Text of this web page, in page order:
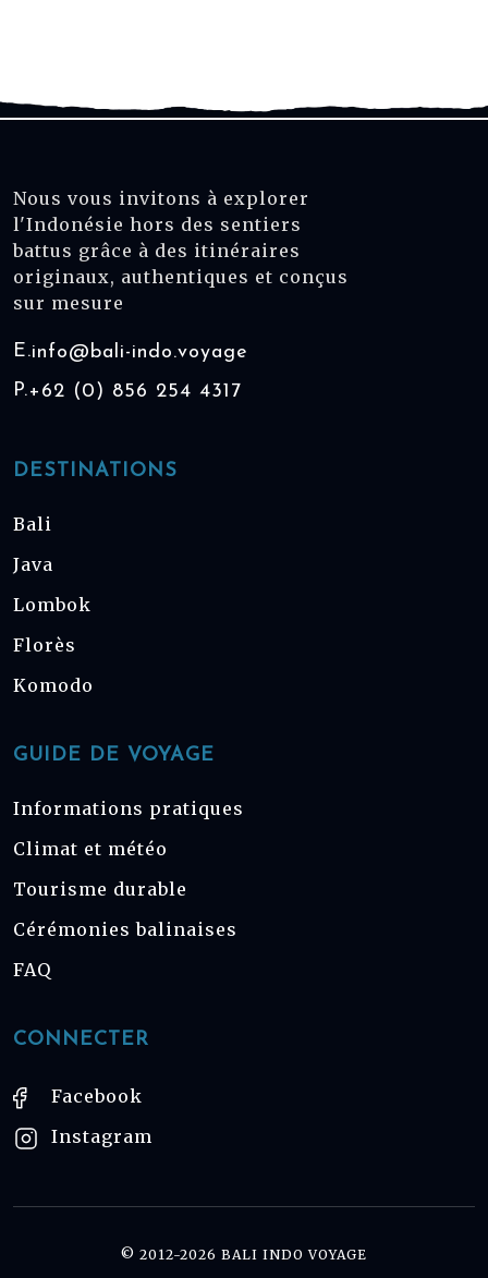
Nous vous invitons à explorer
l'Indonésie hors des sentiers
battus grâce à des itinéraires
originaux, authentiques et conçus
sur mesure
E.info@bali-indo.voyage
P.+62 (0) 856 254 4317
DESTINATIONS
Bali
Java
Lombok
Florès
Komodo
GUIDE DE VOYAGE
Informations pratiques
Climat et météo
Tourisme durable
Cérémonies balinaises
FAQ
CONNECTER
Facebook
Instagram
© 2012-2026 BALI INDO VOYAGE